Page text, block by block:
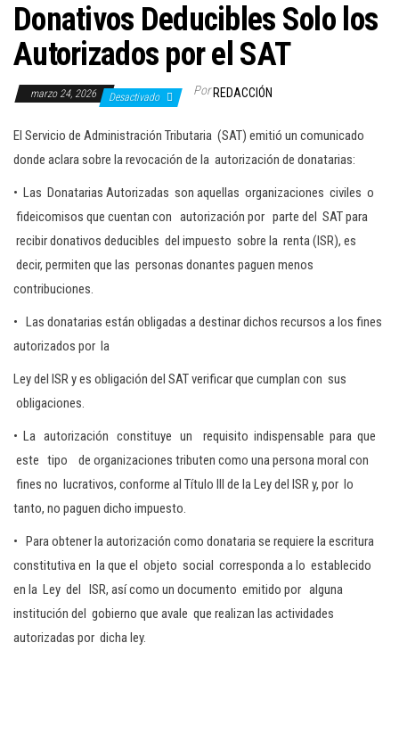
Donativos Deducibles Solo los
Autorizados por el SAT
marzo 24, 2026 Desactivado Por REDACCIÓN
El Servicio de Administración Tributaria (SAT) emitió un comunicado
donde aclara sobre la revocación de la autorización de donatarias:
• Las Donatarias Autorizadas son aquellas organizaciones civiles o
fideicomisos que cuentan con autorización por parte del SAT para
recibir donativos deducibles del impuesto sobre la renta (ISR), es
decir, permiten que las personas donantes paguen menos
contribuciones.
• Las donatarias están obligadas a destinar dichos recursos a los fines
autorizados por la
Ley del ISR y es obligación del SAT verificar que cumplan con sus
obligaciones.
• La autorización constituye un requisito indispensable para que
este tipo de organizaciones tributen como una persona moral con
fines no lucrativos, conforme al Título III de la Ley del ISR y, por lo
tanto, no paguen dicho impuesto.
• Para obtener la autorización como donataria se requiere la escritura
constitutiva en la que el objeto social corresponda a lo establecido
en la Ley del ISR, así como un documento emitido por alguna
institución del gobierno que avale que realizan las actividades
autorizadas por dicha ley.